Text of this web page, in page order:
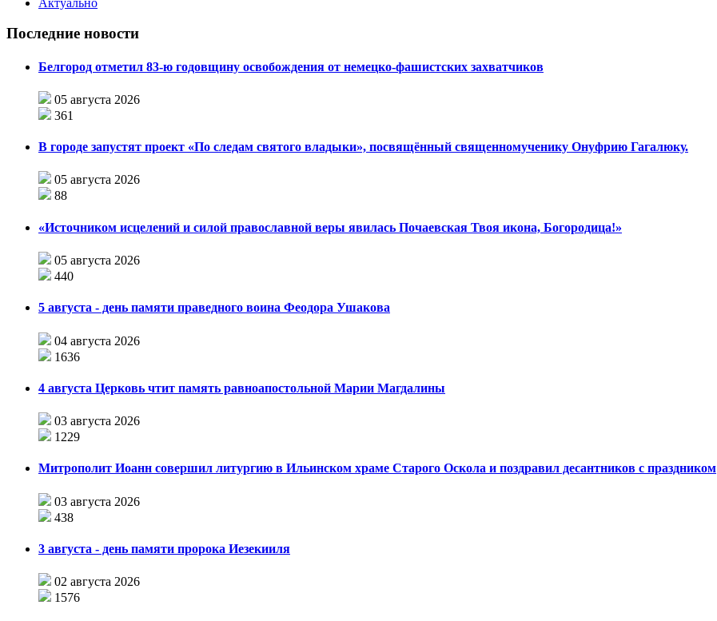
Последние новости
Белгород отметил 83-ю годовщину освобождения от немецко-фашистских захватчиков
05 августа 2026
361
В городе запустят проект «По следам святого владыки», посвящённый священномученику Онуфрию Гагалюку.
05 августа 2026
88
«Источником исцелений и силой православной веры явилась Почаевская Твоя икона, Богородица!»
05 августа 2026
440
5 августа - день памяти праведного воина Феодора Ушакова
04 августа 2026
1636
4 августа Церковь чтит память равноапостольной Марии Магдалины
03 августа 2026
1229
Митрополит Иоанн совершил литургию в Ильинском храме Старого Оскола и поздравил десантников с праздником
03 августа 2026
438
3 августа - день памяти пророка Иезекииля
02 августа 2026
1576